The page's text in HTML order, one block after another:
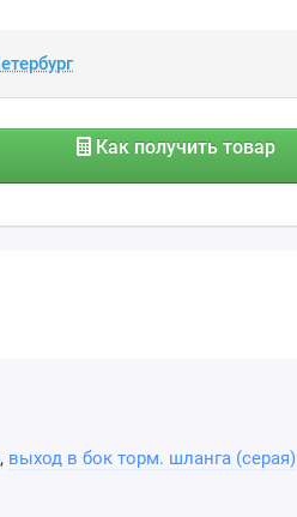
Как получить товар
, выход в бок торм. шланга (серая)